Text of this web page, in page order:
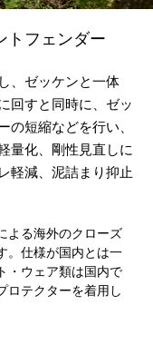
トフェンダー
、ゼッケンと一体
回すと同時に、ゼッ
の短縮などを行い、
量化、剛性見直しに
軽減、泥詰まり抑止
よる海外のクローズ
。仕様が国内とは一
・ウェア類は国内で
ロテクターを着用し